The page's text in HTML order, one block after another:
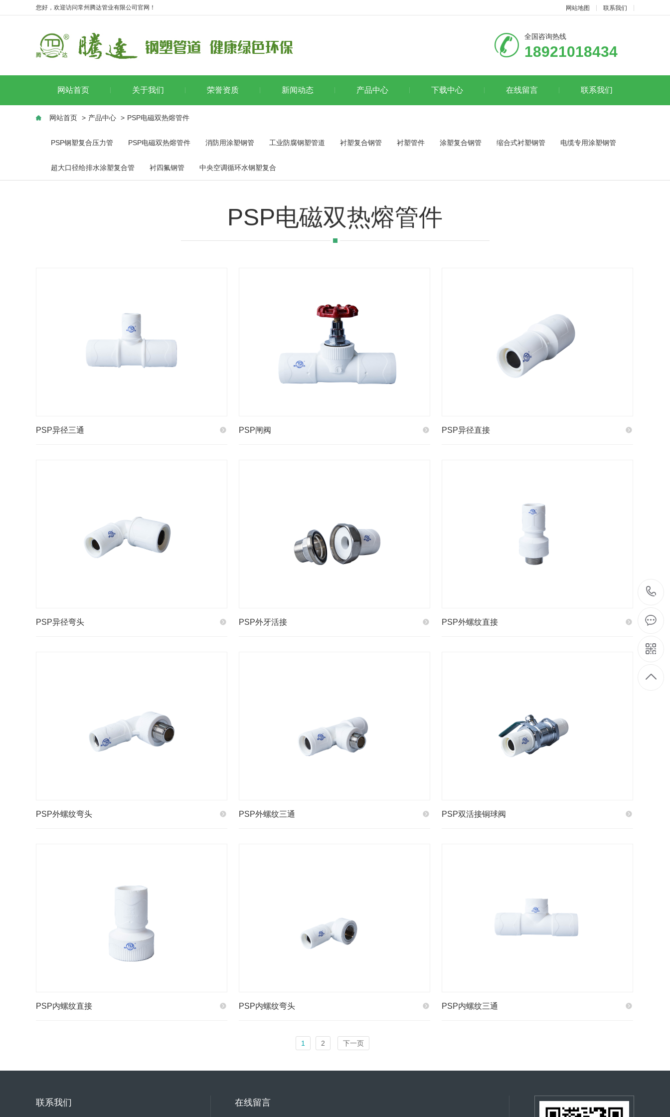
您好，欢迎访问常州腾达管业有限公司官网！ 网站地图 联系我们
全国咨询热线
18921018434
网站首页 关于我们 荣誉资质 新闻动态 产品中心 下载中心 在线留言 联系我们
网站首页 > 产品中心 > PSP电磁双热熔管件
PSP钢塑复合压力管 PSP电磁双热熔管件 消防用涂塑钢管 工业防腐钢塑管道 衬塑复合钢管 衬塑管件 涂塑复合钢管 缩合式衬塑钢管 电缆专用涂塑钢管
超大口径给排水涂塑复合管 衬四氟钢管 中央空调循环水钢塑复合
PSP电磁双热熔管件
PSP异径三通 PSP闸阀 PSP异径直接
PSP异径弯头 PSP外牙活接 PSP外螺纹直接
PSP外螺纹弯头 PSP外螺纹三通 PSP双活接铜球阀
PSP内螺纹直接 PSP内螺纹弯头 PSP内螺纹三通
1 2 下一页
联系我们 在线留言